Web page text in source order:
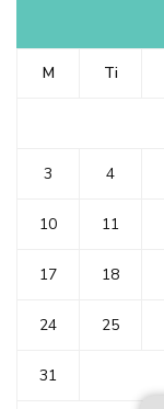
M Ti
3 4
10 11
17 18
24 25
31